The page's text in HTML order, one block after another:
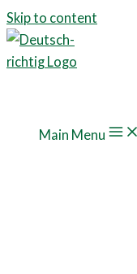
Skip to content
Main Menu